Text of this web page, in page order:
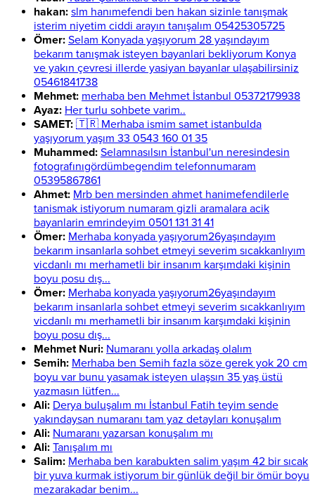
hakan: slm hanımefendi ben hakan sizinle tanışmak
isterim niyetim ciddi arayın tanışalım 05425305725
Ömer: Selam Konyada yaşıyorum 28 yaşındayım
bekarım tanışmak isteyen bayanlari bekliyorum Konya
ve yakın çevresi illerde yasiyan bayanlar ulaşabilirsiniz
05461841738
Mehmet: merhaba ben Mehmet İstanbul 05372179938
Ayaz: Her turlu sohbete varim..
SAMET: 🇹🇷 Merhaba ismim samet istanbulda
yaşıyorum yaşım 33 0543 160 01 35
Muhammed: Selamnasılsın İstanbul'un neresindesin
fotografınıgördümbegendim telefonnumaram
05395867861
Ahmet: Mrb ben mersinden ahmet hanimefendilerle
tanismak istiyorum numaram gizli aramalara acik
bayanlarin emrindeyim 0501 131 31 41
Ömer: Merhaba konyada yaşıyorum26yaşındayım
bekarım insanlarla sohbet etmeyi severim sıcakkanlıyım
vicdanlı mı merhametli bir insanım karşımdaki kişinin
boyu posu dış...
Ömer: Merhaba konyada yaşıyorum26yaşındayım
bekarım insanlarla sohbet etmeyi severim sıcakkanlıyım
vicdanlı mı merhametli bir insanım karşımdaki kişinin
boyu posu dış...
Mehmet Nuri: Numaranı yolla arkadaş olalım
Semih: Merhaba ben Semih fazla söze gerek yok 20 cm
boyu var bunu yasamak isteyen ulaşsın 35 yaş üstü
yazmasın lütfen...
Ali: Derya buluşalım mı İstanbul Fatih teyim sende
yakındaysan numaranı tam yaz detayları konuşalım
Ali: Numaranı yazarsan konuşalım mı
Ali: Tanışalım mı
Salim: Merhaba ben karabukten salim yaşım 42 bir sıcak
bir yuva kurmak istiyorum bir günlük değil bir ömür boyu
mezarakadar benim...